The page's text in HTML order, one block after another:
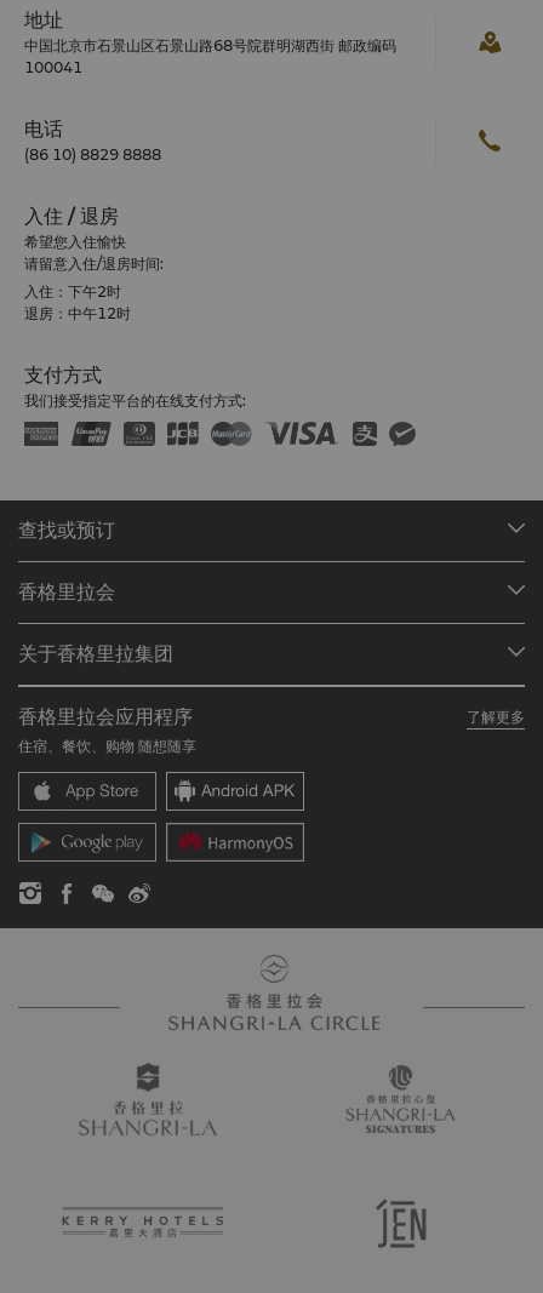
地址
中国北京市石景山区石景山路68号院群明湖西街 邮政编码
100041
电话
(86 10) 8829 8888
入住 / 退房
希望您入住愉快
请留意入住/退房时间:
入住：下午2时
退房：中午12时
支付方式
我们接受指定平台的在线支付方式:
查找或预订
查找预订
餐厅与酒吧
香格里拉会
加入香格里拉会
常见问题
联络我们
关于香格里拉集团
我们的酒店品牌
香格里拉中心
香格里拉公寓
联系方式
职业发展
企业社会责任
新闻稿
香格里拉会应用程序
了解更多
住宿、餐饮、购物 随想随享